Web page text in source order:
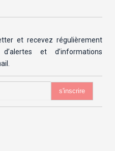
et recevez régulièrement
et d’informations